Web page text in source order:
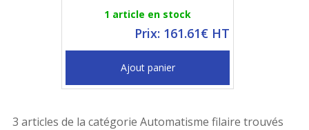
1 article en stock
Prix: 161.61€ HT
Ajout panier
3 articles de la catégorie Automatisme filaire trouvés